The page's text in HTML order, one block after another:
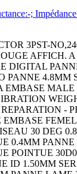
;
BRACKET SENSOR MOUNTING BRACKET PHOTOELECTRIC SENSOR PHOTOELECTRIC SENSOR,0MM TO 43MM,NPN/PNP OUTPUT PHOTOELECTRIC SENSOR PHOTOELECTRIC SENSOR PHOTOELECTRIC SENSOR PHOTOELECTRIC SENSOR CAPOT DATAMATE 2MM 16 VOIES CAPOT DATAMATE 2MM 20 VOIES CIRCUIT BREAKER,HYD-MAG,1P,125V,10A CIRCUIT BREAKER,HYD-MAG,1P,250V,2A CIRCUIT BREAKER,HYD-MAG,1P,250V,5A MOSFET MICRO SWITCH,ROLLER LEVER SPDT 10A 250V SIDE ENTRY HOOD SIZE PG21 ALUMINIUM ALLOY BULKHEAD HOUSING,SIZE 3A,PLASTIC RESISTOR,METAL FILM,49.9 OHM,400mW,1% PINCE A SERTIR RESISTOR,WIREWOUND,33 OHM,5W,5% Wirewound Resistor Wirewound Resistor Wirewound Chassis Mount Wirewound Chassis Mount DIODE MODULE,100V,40A,D-55 DIODE MODULE,100V,70A,D-55 Hook-Up Wire